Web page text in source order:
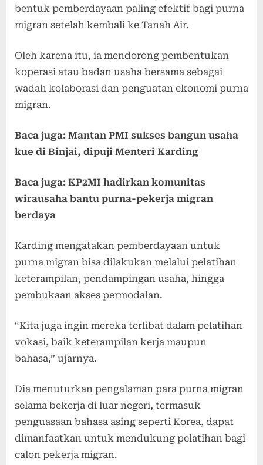
bentuk pemberdayaan paling efektif bagi purna
migran setelah kembali ke Tanah Air.
Oleh karena itu, ia mendorong pembentukan
koperasi atau badan usaha bersama sebagai
wadah kolaborasi dan penguatan ekonomi purna
migran.
Baca juga: Mantan PMI sukses bangun usaha
kue di Binjai, dipuji Menteri Karding
Baca juga: KP2MI hadirkan komunitas
wirausaha bantu purna-pekerja migran
berdaya
Karding mengatakan pemberdayaan untuk
purna migran bisa dilakukan melalui pelatihan
keterampilan, pendampingan usaha, hingga
pembukaan akses permodalan.
“Kita juga ingin mereka terlibat dalam pelatihan
vokasi, baik keterampilan kerja maupun
bahasa,” ujarnya.
Dia menuturkan pengalaman para purna migran
selama bekerja di luar negeri, termasuk
penguasaan bahasa asing seperti Korea, dapat
dimanfaatkan untuk mendukung pelatihan bagi
calon pekerja migran.